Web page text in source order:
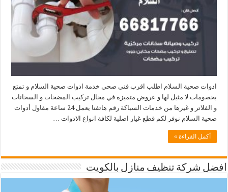
ادوات صحية السلام اطلب اقرب فني صحي خدمة ادوات صحية السلام و تمتع
بخصومات لا مثيل لها و عروض متميزة في مجال تركيب المضخات و السخانات
و الفلاتر و غيرها من خدمات السباكة رقم هاتفنا يعمل 24 ساعة مقاول أدوات
صحية السلام نوفر لكم قطع غيار اصلية لكافة انواع الادوات …
أكمل القراءة »
افضل شركة تنظيف منازل بالكويت